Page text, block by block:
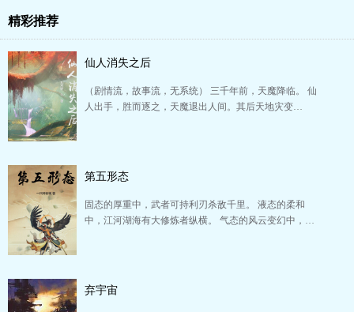
精彩推荐
仙人消失之后
（剧情流，故事流，无系统） 三千年前，天魔降临。 仙
人出手，胜而逐之，天魔退出人间。其后天地灾变…
第五形态
固态的厚重中，武者可持利刃杀敌千里。 液态的柔和
中，江河湖海有大修炼者纵横。 气态的风云变幻中，…
弃宇宙